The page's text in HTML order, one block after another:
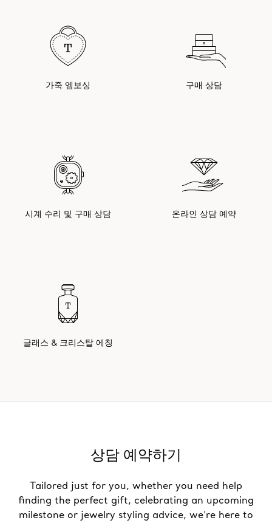
가죽 엠보싱 구매 상담
시계 수리 및 구매 상담 온라인 상담 예약
글래스 & 크리스탈 에칭
상담 예약하기
Tailored just for you, whether you need help
finding the perfect gift, celebrating an upcoming
milestone or jewelry styling advice, we’re here to